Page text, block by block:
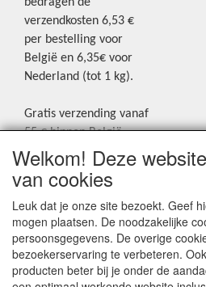
verzendkosten 6,53 €
per bestelling voor
België en 6,35€ voor
Nederland (tot 1 kg).
Gratis verzending vanaf
55 € binnen België.
Gratis verzending vanaf
65 € naar Nederland.
Levering andere
landen: geen gratis
verzending, portkosten
worden aangerekend.
Zie voor een overzicht
Blijf op
onze
Welkom! Deze
van cookies
Leuk dat je onze site bezoekt. Geef
mogen plaatsen. De noodzakelijke
persoonsgegevens. De overige
bezoekerservaring te verbeteren.
producten beter bij je onder de